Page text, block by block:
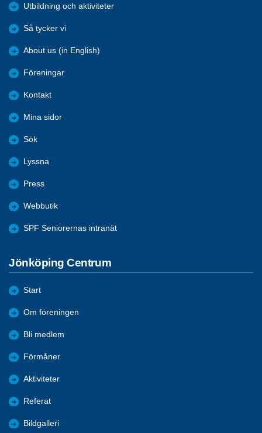
Utbildning och aktiviteter
Så tycker vi
About us (in English)
Föreningar
Kontakt
Mina sidor
Sök
Lyssna
Press
Webbutik
SPF Seniorernas intranät
Jönköping Centrum
Start
Om föreningen
Bli medlem
Förmåner
Aktiviteter
Referat
Bildgalleri